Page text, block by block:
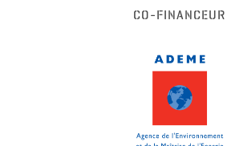
CO-FINANCEUR